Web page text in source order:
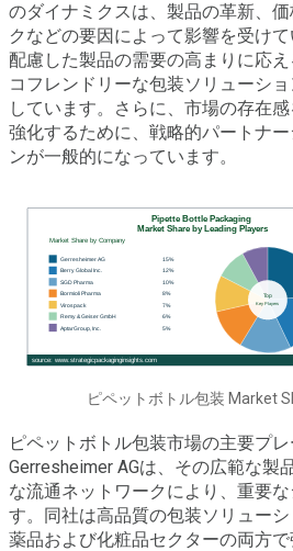
のダイナミクスは、製品の革新、
クなどの要因によって影響を受け
配慮した製品の需要の高まりに応
コフレンドリーな包装ソリューシ
しています。さらに、市場の存在
強化するために、戦略的パートナ
ンが一般的になっています。
ピペットボトル包装 Market
ピペットボトル包装市場の主要プレ
Gerresheimer AGは、その広範な製
な流通ネットワークにより、重要
す。同社は高品質の包装ソリュー
薬品および化粧品セクターの両方